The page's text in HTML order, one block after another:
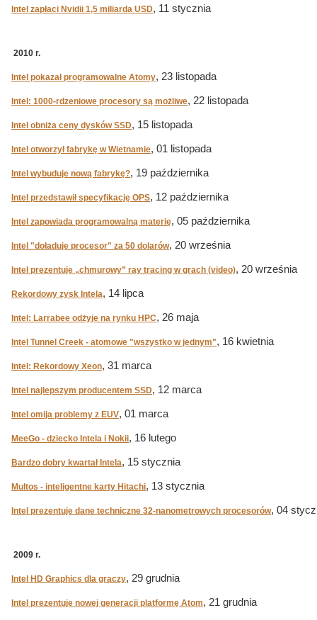
Intel zapłaci Nvidii 1,5 miliarda USD, 11 stycznia
2010 r.
Intel pokazał programowalne Atomy, 23 listopada
Intel: 1000-rdzeniowe procesory są możliwe, 22 listopada
Intel obniża ceny dysków SSD, 15 listopada
Intel otworzył fabrykę w Wietnamie, 01 listopada
Intel wybuduje nową fabrykę?, 19 października
Intel przedstawił specyfikację OPS, 12 października
Intel zapowiada programowalną materię, 05 października
Intel "doładuje procesor" za 50 dolarów, 20 września
Intel prezentuje „chmurowy” ray tracing w grach (video), 20 września
Rekordowy zysk Intela, 14 lipca
Intel: Larrabee odżyje na rynku HPC, 26 maja
Intel Tunnel Creek - atomowe "wszystko w jednym", 16 kwietnia
Intel: Rekordowy Xeon, 31 marca
Intel najlepszym producentem SSD, 12 marca
Intel omija problemy z EUV, 01 marca
MeeGo - dziecko Intela i Nokii, 16 lutego
Bardzo dobry kwartał Intela, 15 stycznia
Multos - inteligentne karty Hitachi, 13 stycznia
Intel prezentuje dane techniczne 32-nanometrowych procesorów, 04
2009 r.
Intel HD Graphics dla graczy, 29 grudnia
Intel prezentuje nowej generacji platformę Atom, 21 grudnia